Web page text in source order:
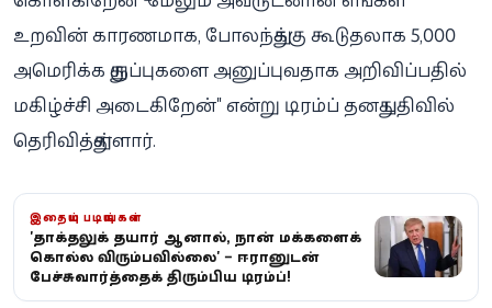
உறவின் காரணமாக, போலந்துக்கு கூடுதலாக 5,000
அமெரிக்க துருப்புகளை அனுப்புவதாக அறிவிப்பதில்
மகிழ்ச்சி அடைகிறேன்" என்று டிரம்ப் தனது பதிவில்
தெரிவித்துள்ளார்.
இதையும் படியுங்கள்
'தாக்குதலுக்கு தயார் ஆனால், நான் மக்களைக்
கொல்ல விரும்பவில்லை' – ஈரானுடன்
பேச்சுவார்த்தைக்கு திரும்பிய டிரம்ப்!